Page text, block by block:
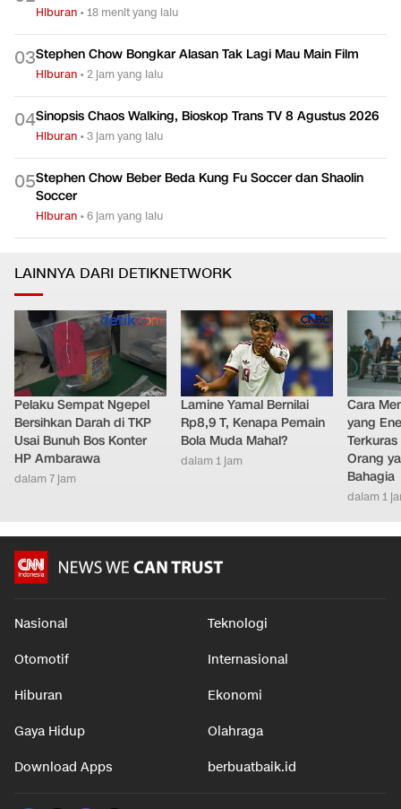
Hiburan •18 menit yang lalu
03Stephen Chow Bongkar Alasan Tak Lagi Mau Main Film
Hiburan •2 jam yang lalu
04Sinopsis Chaos Walking, Bioskop Trans TV 8 Agustus 2026
Hiburan •3 jam yang lalu
05Stephen Chow Beber Beda Kung Fu Soccer dan Shaolin
Soccer
Hiburan •6 jam yang lalu
LAINNYA DARI DETIKNETWORK
Pelaku Sempat Ngepel
Bersihkan Darah di TKP
Usai Bunuh Bos Konter
HP Ambarawa
dalam 7 jam
Lamine Yamal Bernilai
Rp8,9 T, Kenapa Pemain
Bola Muda Mahal?
dalam 1 jam
Cara
yang
Orang
Bahagia
dalam 1
Nasional Teknologi
Otomotif Internasional
Hiburan Ekonomi
Gaya Hidup Olahraga
Download Apps berbuatbaik.id